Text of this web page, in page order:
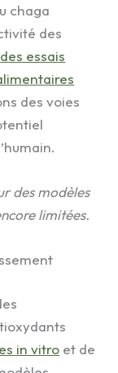
chaga
des
des essais
des voies
des modèles
limitées.
in vitro et de